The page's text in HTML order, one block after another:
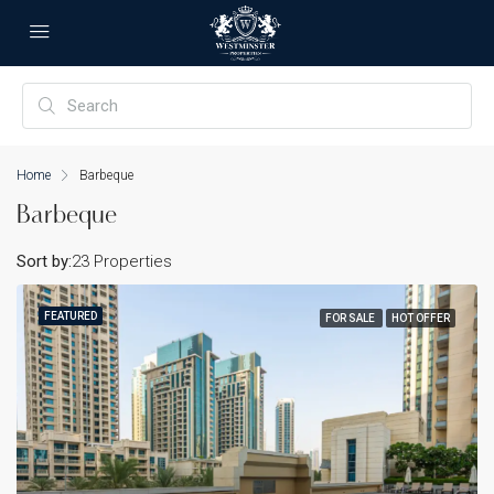
Home Barbeque
Barbeque
23 Properties
Sort by:
FEATURED FOR SALE HOT OFFER